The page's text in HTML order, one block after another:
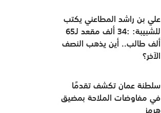
علي بن راشد المطاعني يكتب
للشبيبة: :34 ألف مقعد لـ65
ألف طالب.. أين يذهب النصف
الآخر؟
سلطنة عمان تكشف تقدمًا
في مفاوضات الملاحة بمضيق